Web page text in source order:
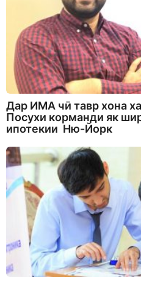
Дар ИМА чӣ тавр хона
Посухи корманди як
ипотекии Ню-Йорк